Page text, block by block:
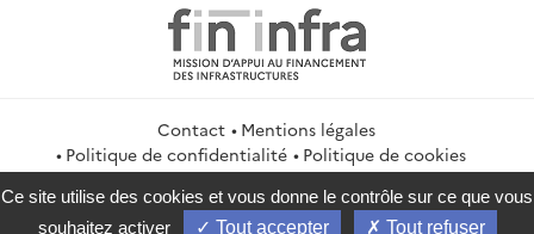
Contact
Mentions légales
Politique de confidentialité
Politique de cookies
Gestion des cookies
Flux RSS
service-public.gouv.fr
legifrance.gouv.fr info.gouv.fr
Ce site utilise des cookies et vous donne le contrôle sur ce que vous
souhaitez activer
Tout accepter Tout refuser